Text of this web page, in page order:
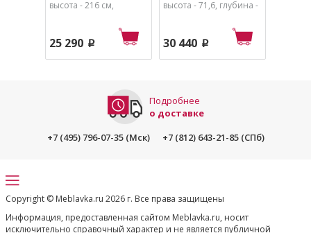
высота - 216 см,
25 290 p
высота - 71,6, глубина -
высота - 82,6 (без
200. Размеры изделия
(см): ширина - 200,
60.
30 440 p
Подробнее
о доставке
+7 (495) 796-07-35 (Мск)
+7 (812) 643-21-85 (СПб)
Copyright © Meblavka.ru 2026 г. Все права защищены
Информация, предоставленная сайтом Meblavka.ru, носит
исключительно справочный характер и не является публичной